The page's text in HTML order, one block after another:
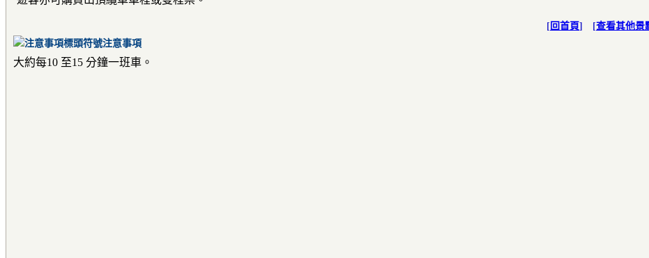
[ 回首頁] [查看其他景
注意事項
大約每10 至15 分鐘一班車。